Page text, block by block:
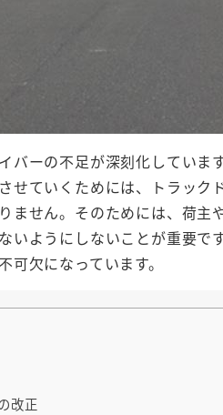
バーの不足が深刻化してい
せていくためには、トラッ
ません。そのためには、荷
いようにしないことが重要
欠になっています。
改正